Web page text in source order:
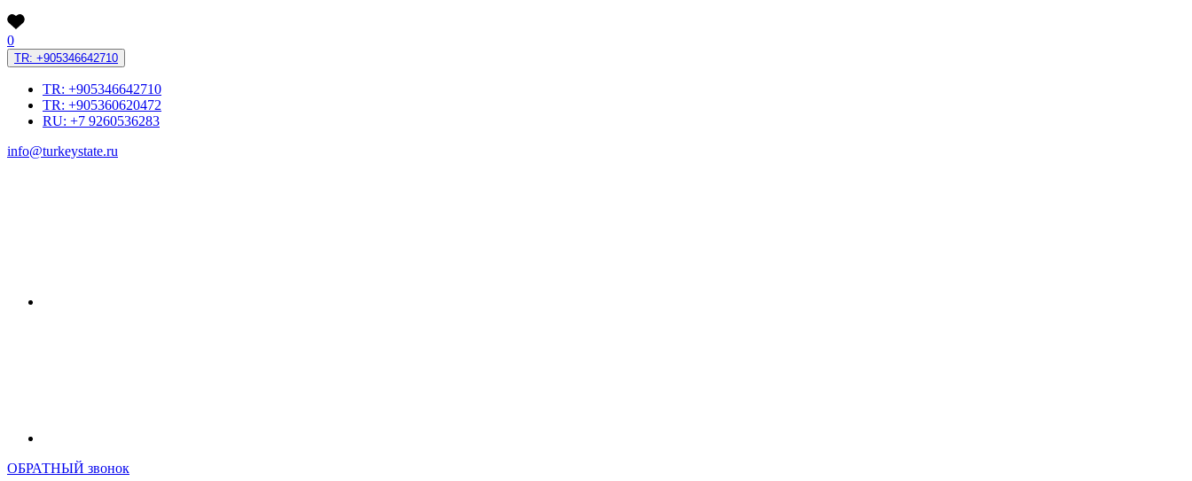
0
TR: +905346642710
TR: +905346642710
TR: +905360620472
RU: +7 9260536283
info@turkeystate.ru
ОБРАТНЫЙ звонок